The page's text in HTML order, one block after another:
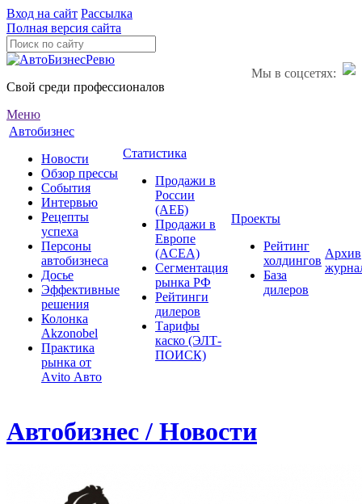
Вход на сайт Рассылка
Полная версия сайта
Мы в соцсетях:
Свой среди профессионалов
Меню
Автобизнес
Новости
Обзор прессы
События
Интервью
Рецепты
успеха
Персоны
автобизнеса
Досье
Эффективные
решения
Колонка
Akzonobel
Практика
рынка от
Аvito Авто
Статистика
Продажи в
России
(АЕБ)
Продажи в
Европе
(ACEA)
Сегментация
рынка РФ
Рейтинги
дилеров
Тарифы
каско (ЭЛТ-
ПОИСК)
Проекты
Рейтинг
холдингов
База
дилеров
Архив
Автобизнес / Новости